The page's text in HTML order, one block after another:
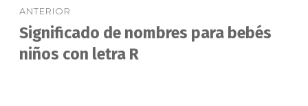
de
entradas
ANTERIOR
Entrada
anterior:
Significado de nombres para bebés
niños con letra R